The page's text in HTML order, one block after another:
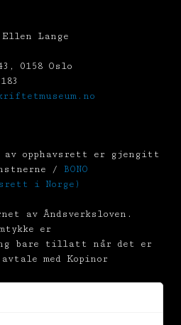
Lange
0158 Oslo
av opphavsrett er gjengitt
/ BONO
i Norge)
av Åndsverksloven.
er
bare tillatt når det er
med Kopinor